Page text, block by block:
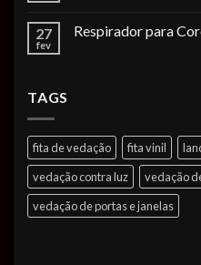
27
fev
Respirador para
TAGS
fita de vedação fita vinil
vedação contra luz
vedação
vedação de portas e janelas